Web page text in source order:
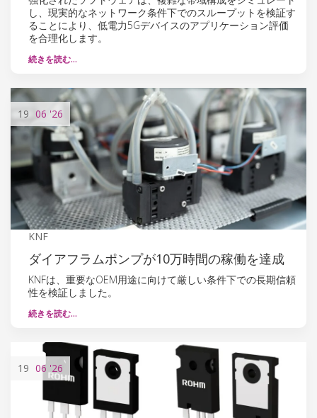
し、現実的なネットワーク条件下でのスループットを検証す
ることにより、低電力5Gデバイスのアプリケーション評価
を合理化します。
続きを読む…
19 06 '26
KNF
ダイアフラムポンプが10万時間の稼働を達成
KNFは、重要なOEM用途に向けて厳しい条件下での長期信頼
性を検証しました。
続きを読む…
19 06 '26